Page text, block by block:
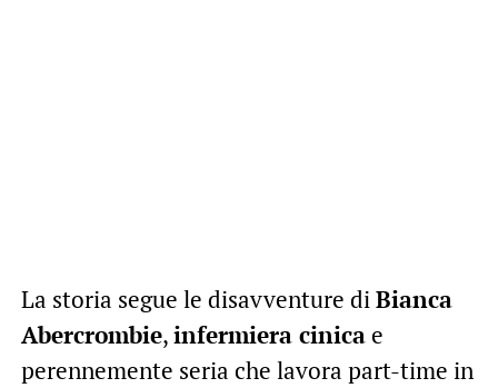
La storia segue le disavventure diBianca
Abercrombie,infermiera cinicae
perennemente seria che lavora part-time in